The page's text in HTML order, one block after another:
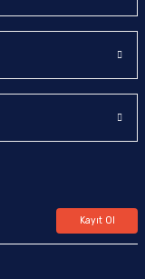
Kayıt Ol